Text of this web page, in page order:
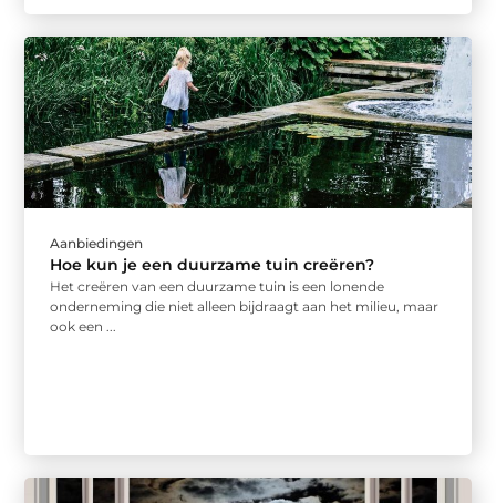
Aanbiedingen
Hoe kun je een duurzame tuin creëren?
Het creëren van een duurzame tuin is een lonende
onderneming die niet alleen bijdraagt aan het milieu, maar
ook een ...